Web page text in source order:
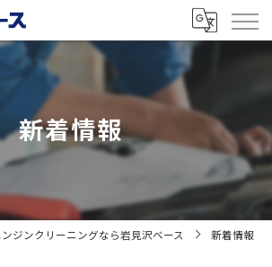
新着情報
ジンクリーニングなら岩見沢ベース 新着情報